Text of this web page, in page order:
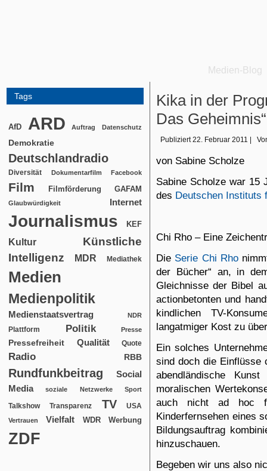
Medien-Blog
Tags
AfD ARD Auftrag Datenschutz
Demokratie
Deutschlandradio
Diversität Dokumentarfilm Facebook
Film Filmförderung GAFAM
Glaubwürdigkeit Internet
Journalismus KEF
Kultur
Künstliche
Intelligenz
MDR Mediathek
Medien
Medienpolitik
Medienstaatsvertrag NDR
Plattform Politik Presse
Pressefreiheit Qualität Quote
Radio RBB
Rundfunkbeitrag
Social
Media
soziale Netzwerke Sport
Talkshow Transparenz TV USA
Vertrauen Vielfalt WDR Werbung
ZDF
Kika in der
Das Geheimnis“
Publiziert 22. Februar 2011
von Sabine Scholze
Sabine Scholze war 15
des Deutschen Instituts
Chi Rho – Eine
Die Serie Chi Rho
der Bücher“ an, in
Gleichnisse der Bibel
actionbetonten und
kindlichen TV-
langatmiger Kost zu
Ein solches
sind doch die Einflüsse
abendländische
moralischen
auch nicht ad hoc
Kinderfernsehen eines
Bildungsauftrag
hinzuschauen.
Begeben wir uns also